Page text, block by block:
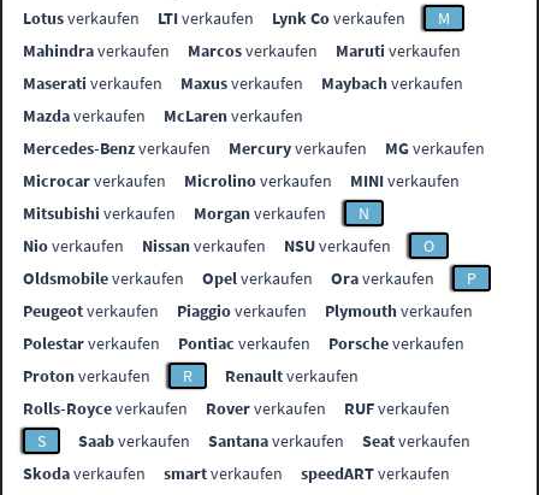
Lotusverkaufen LTIverkaufen Lynk Coverkaufen
M
Mahindraverkaufen Marcosverkaufen Maruti verkaufen
Maserati verkaufen Maxusverkaufen Maybachverkaufen
Mazdaverkaufen McLarenverkaufen
Mercedes-Benzverkaufen Mercuryverkaufen MGverkaufen
Microcarverkaufen Microlinoverkaufen MINIverkaufen
Mitsubishi verkaufen Morganverkaufen
N
Nioverkaufen Nissanverkaufen NSUverkaufen
O
Oldsmobileverkaufen Opelverkaufen Oraverkaufen
P
Peugeotverkaufen Piaggioverkaufen Plymouthverkaufen
Polestarverkaufen Pontiac verkaufen Porscheverkaufen
Protonverkaufen R Renaultverkaufen
Rolls-Royceverkaufen Roververkaufen RUFverkaufen
S
Saabverkaufen Santanaverkaufen Seatverkaufen
Skodaverkaufen smartverkaufen speedARTverkaufen